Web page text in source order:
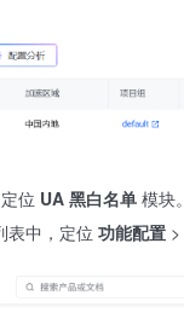
位 UA 黑白名单 模块。
表中，定位 功能配置 >